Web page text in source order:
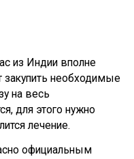
из Индии вполне
необходимые
на весь
для этого нужно
лечение.
официальным